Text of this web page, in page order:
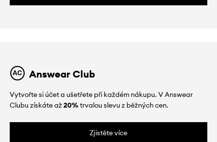
Answear Club
Vytvořte si účet a ušetřete při každém nákupu. V Answear
Clubu získáte až20%trvalou slevu z běžných cen.
Zjistěte více